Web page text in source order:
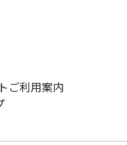
ご利用案内